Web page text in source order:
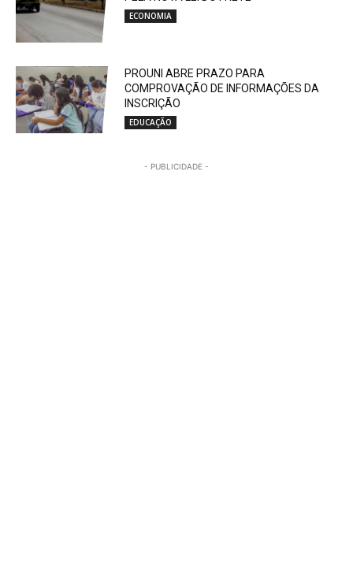
ECONOMIA
PROUNI ABRE PRAZO PARA
COMPROVAÇÃO DE INFORMAÇÕES DA
INSCRIÇÃO
EDUCAÇÃO
- PUBLICIDADE -